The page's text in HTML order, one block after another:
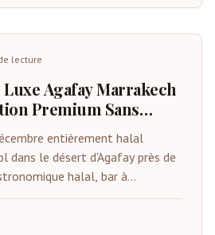
lecture
Agafay Marrakech
Premium Sans
entièrement halal
dans le désert d'Agafay près de
halal, bar à
live, tentes privées et
les étoiles. Spécialement